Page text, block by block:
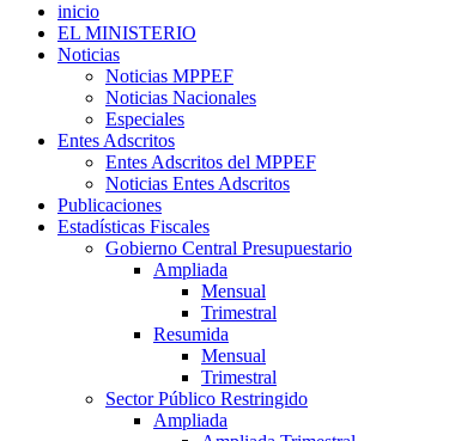
inicio
EL MINISTERIO
Noticias
Noticias MPPEF
Noticias Nacionales
Especiales
Entes Adscritos
Entes Adscritos del MPPEF
Noticias Entes Adscritos
Publicaciones
Estadísticas Fiscales
Gobierno Central Presupuestario
Ampliada
Mensual
Trimestral
Resumida
Mensual
Trimestral
Sector Público Restringido
Ampliada